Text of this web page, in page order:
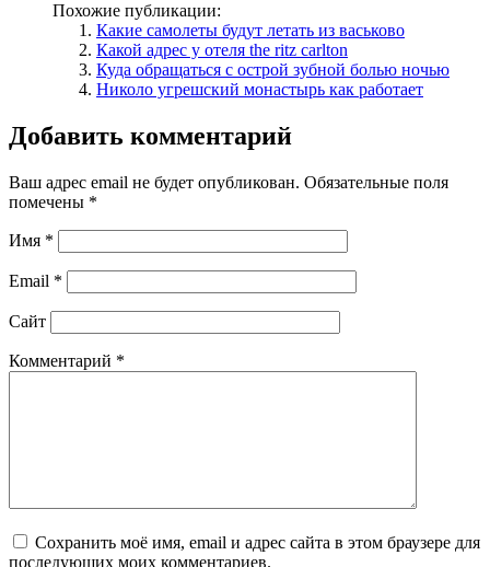
Похожие публикации:
Какие самолеты будут летать из васьково
Какой адрес у отеля the ritz carlton
Куда обращаться с острой зубной болью ночью
Николо угрешский монастырь как работает
Добавить комментарий
Ваш адрес email не будет опубликован. Обязательные поля
помечены *
Имя *
Email *
Сайт
Комментарий *
Сохранить моё имя, email и адрес сайта в этом браузере для
последующих моих комментариев.